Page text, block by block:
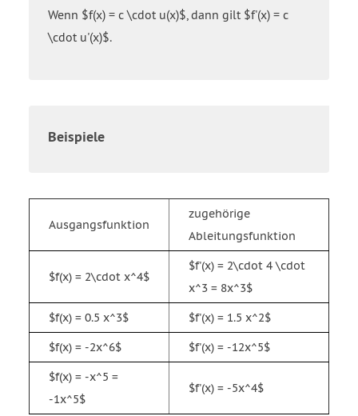
Wenn $f(x) = c \cdot u(x)$, dann gilt $f'(x) = c
\cdot u'(x)$.
Beispiele
Ausgangsfunktion
zugehörige
Ableitungsfunktion
$f(x) = 2\cdot x^4$
$f'(x) = 2\cdot 4 \cdot
x^3 = 8x^3$
$f(x) = 0.5 x^3$ $f'(x) = 1.5 x^2$
$f(x) = -2x^6$ $f'(x) = -12x^5$
$f(x) = -x^5 =
-1x^5$
$f'(x) = -5x^4$